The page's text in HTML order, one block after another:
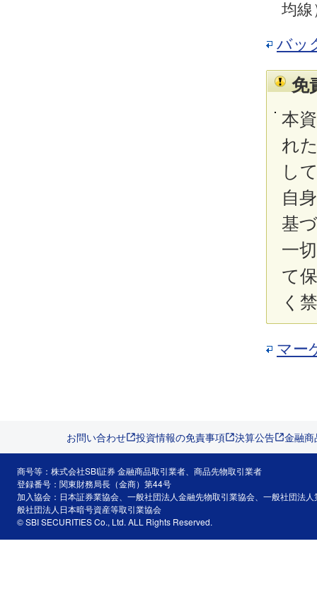
均
バッ
免
本
れ
し
自
基
一
て
く
マー
お問い合わせ 投資情報の免責事項 決算公告 金融
商号等：株式会社SBI証券 金融商品取引業者、商品先物取引業者
登録番号：関東財務局長（金商）第44号
加入協会：日本証券業協会、一般社団法人金融先物取引業協会、一般社団法
般社団法人日本暗号資産等取引業協会
© SBI SECURITIES Co., Ltd. ALL Rights Reserved.